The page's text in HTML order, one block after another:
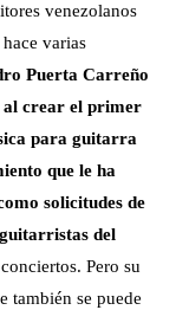
venezolanos
varias
Puerta Carreño
al crear el primer
para guitarra
que le ha
solicitudes de
del
Pero su
también se puede